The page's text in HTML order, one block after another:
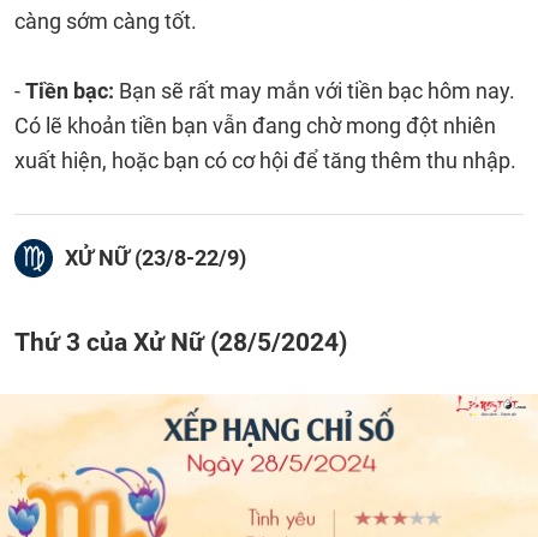
càng sớm càng tốt.
-Tiền bạc: Bạn sẽ rất may mắn với tiền bạc hôm nay.
Có lẽ khoản tiền bạn vẫn đang chờ mong đột nhiên
xuất hiện, hoặc bạn có cơ hội để tăng thêm thu nhập.
XỬ NỮ (23/8-22/9)
Thứ 3 của Xử Nữ (28/5/2024)